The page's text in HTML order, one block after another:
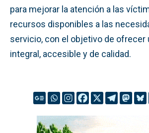
para mejorar la atención a las
recursos disponibles a las
servicio, con el objetivo de ofrecer
integral, accesible y de calidad.